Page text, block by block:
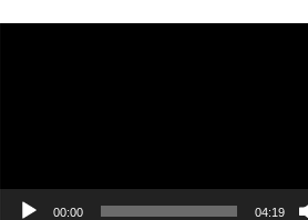
00:00 04:19